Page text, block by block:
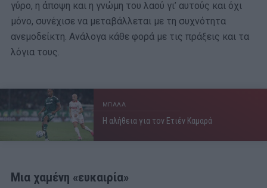
γύρο, η άποψη και η γνώμη του λαού γι’ αυτούς και όχι
μόνο, συνέχισε να μεταβάλλεται με τη συχνότητα
ανεμοδείκτη. Ανάλογα κάθε φορά με τις πράξεις και τα
λόγια τους.
ΜΠΑΛΑ
Η αλήθεια για τον Ετιέν Καμαρά
Μια χαμένη «ευκαιρία»